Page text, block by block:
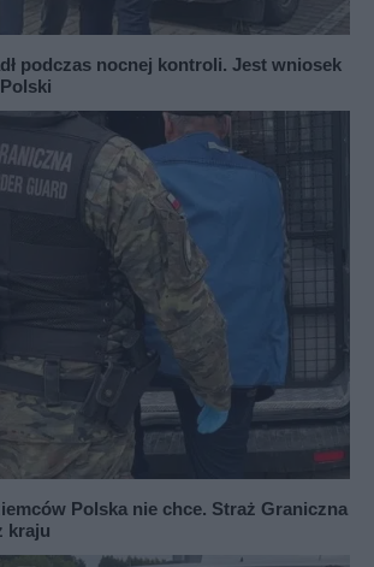
podczas nocnej kontroli. Jest wniosek
Polska nie chce. Straż Graniczna
kraju